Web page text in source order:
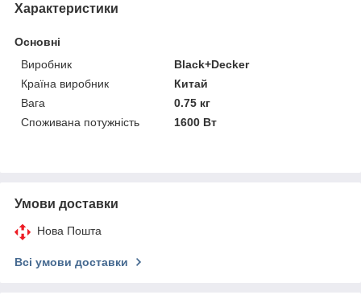
Характеристики
Основні
Виробник
Black+Decker
Країна виробник
Китай
Вага
0.75 кг
Споживана потужність
1600 Вт
Умови доставки
Нова Пошта
Всі умови доставки